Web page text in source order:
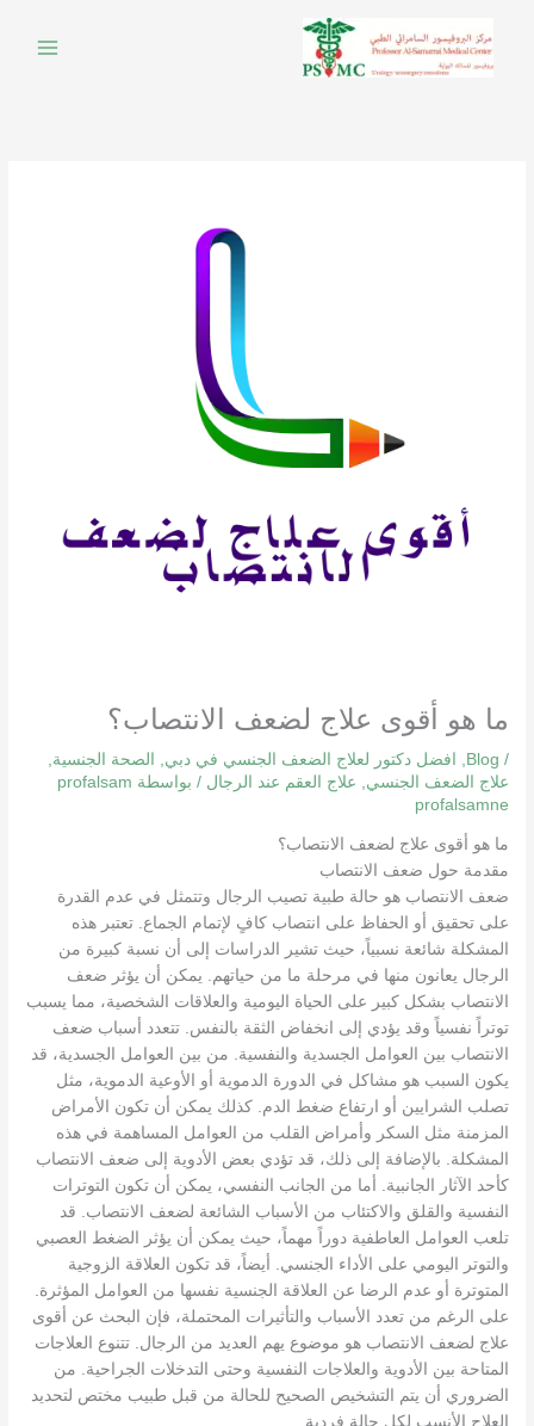
المحتوى
ما هو أقوى علاج لضعف الانتصاب؟
/
Blog افضل دكتور لعلاج الضعف الجنسي في دبي الصحة الجنسية
علاج الضعف الجنسي
علاج العقم عند الرجال / بواسطة profalsam
profalsamne
ما هو أقوى علاج لضعف الانتصاب؟
مقدمة حول ضعف الانتصاب
ضعف الانتصاب هو حالة طبية تصيب الرجال وتتمثل في عدم القدرة
على تحقيق أو الحفاظ على انتصاب كافٍ لإتمام الجماع. تعتبر هذه
المشكلة شائعة نسبياً، حيث تشير الدراسات إلى أن نسبة كبيرة من
الرجال يعانون منها في مرحلة ما من حياتهم. يمكن أن يؤثر ضعف
الانتصاب بشكل كبير على الحياة اليومية والعلاقات الشخصية، مما يسبب
توتراً نفسياً وقد يؤدي إلى انخفاض الثقة بالنفس. تتعدد أسباب ضعف
الانتصاب بين العوامل الجسدية والنفسية. من بين العوامل الجسدية، قد
يكون السبب هو مشاكل في الدورة الدموية أو الأوعية الدموية، مثل
تصلب الشرايين أو ارتفاع ضغط الدم. كذلك يمكن أن تكون الأمراض
المزمنة مثل السكر وأمراض القلب من العوامل المساهمة في هذه
المشكلة. بالإضافة إلى ذلك، قد تؤدي بعض الأدوية إلى ضعف الانتصاب
كأحد الآثار الجانبية. أما من الجانب النفسي، يمكن أن تكون التوترات
النفسية والقلق والاكتئاب من الأسباب الشائعة لضعف الانتصاب. قد
تلعب العوامل العاطفية دوراً مهماً، حيث يمكن أن يؤثر الضغط العصبي
والتوتر اليومي على الأداء الجنسي. أيضاً، قد تكون العلاقة الزوجية
المتوترة أو عدم الرضا عن العلاقة الجنسية نفسها من العوامل المؤثرة.
على الرغم من تعدد الأسباب والتأثيرات المحتملة، فإن البحث عن أقوى
علاج لضعف الانتصاب هو موضوع يهم العديد من الرجال. تتنوع العلاجات
المتاحة بين الأدوية والعلاجات النفسية وحتى التدخلات الجراحية. من
الضروري أن يتم التشخيص الصحيح للحالة من قبل طبيب مختص لتحديد
العلاج الأنسب لكل حالة فردية.